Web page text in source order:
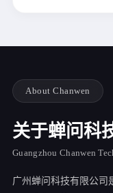
About Chanwen
关于蝉问科
Guangzhou Chanwen
广州蝉问科技有限公司